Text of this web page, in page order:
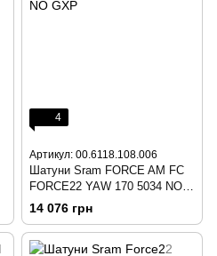
4
Артикул: 00.6118.108.006
Шатуни Sram FORCE AM FC
FORCE22 YAW 170 5034 NO
GXP
14 076 грн